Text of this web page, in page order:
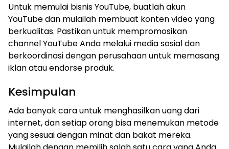
Untuk memulai bisnis YouTube, buatlah akun
YouTube dan mulailah membuat konten video yang
berkualitas. Pastikan untuk mempromosikan
channel YouTube Anda melalui media sosial dan
berkoordinasi dengan perusahaan untuk memasang
iklan atau endorse produk.
Kesimpulan
Ada banyak cara untuk menghasilkan uang dari
internet, dan setiap orang bisa menemukan metode
yang sesuai dengan minat dan bakat mereka.